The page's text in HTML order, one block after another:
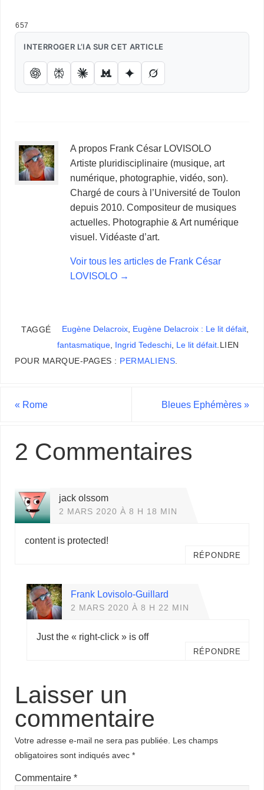
657
INTERROGER L’IA SUR CET ARTICLE
A propos Frank César LOVISOLO
Artiste pluridisciplinaire (musique, art
numérique, photographie, vidéo, son).
Chargé de cours à l’Université de Toulon
depuis 2010. Compositeur de musiques
actuelles. Photographie & Art numérique
visuel. Vidéaste d’art.
Voir tous les articles de Frank César
LOVISOLO →
TAGGÉ Eugène Delacroix, Eugène Delacroix : Le lit défait,
fantasmatique, Ingrid Tedeschi, Le lit défait. LIEN
POUR MARQUE-PAGES : PERMALIENS.
« Rome Bleues Ephémères »
2 Commentaires
jack olssom
2 MARS 2020 À 8 H 18 MIN
content is protected!
RÉPONDRE
Frank Lovisolo-Guillard
2 MARS 2020 À 8 H 22 MIN
Just the « right-click » is off
RÉPONDRE
Laisser un
commentaire
Votre adresse e-mail ne sera pas publiée. Les champs
obligatoires sont indiqués avec*
Commentaire*